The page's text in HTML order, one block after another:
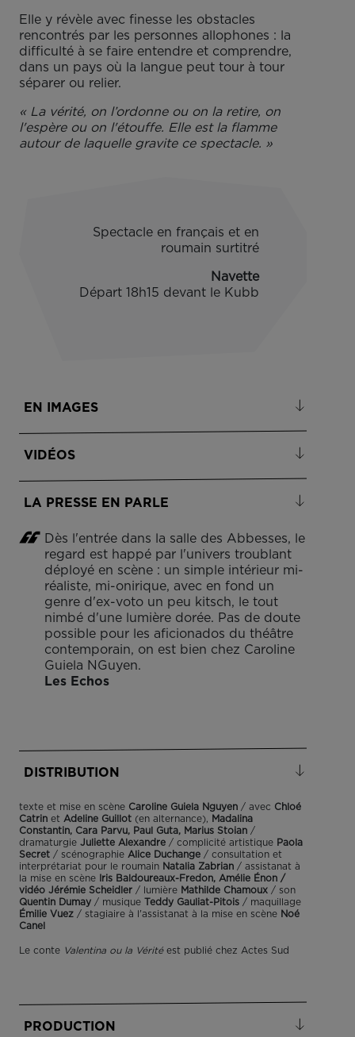
Elle y révèle avec finesse les obstacles
rencontrés par les personnes allophones : la
difficulté à se faire entendre et comprendre,
dans un pays où la langue peut tour à tour
séparer ou relier.
« La vérité, on l’ordonne ou on la retire, on
l'espère ou on l'étouffe. Elle est la flamme
autour de laquelle gravite ce spectacle. »
Spectacle en français et en
roumain surtitré
Navette
Départ 18h15 devant le Kubb
EN IMAGES
VIDÉOS
LA PRESSE EN PARLE
Dès l'entrée dans la salle des Abbesses, le
regard est happé par l'univers troublant
déployé en scène : un simple intérieur mi-
réaliste, mi-onirique, avec en fond un
genre d'ex-voto un peu kitsch, le tout
nimbé d'une lumière dorée. Pas de doute
possible pour les aficionados du théâtre
contemporain, on est bien chez Caroline
Guiela NGuyen.
Les Echos
DISTRIBUTION
texte et mise en scène Caroline Guiela Nguyen / avec Chloé
Catrin et Adeline Guillot (en alternance), Madalina
Constantin, Cara Parvu, Paul Guta, Marius Stoian /
dramaturgie Juliette Alexandre / complicité artistique Paola
Secret / scénographie Alice Duchange / consultation et
interprétariat pour le roumain Natalia Zabrian / assistanat à
la mise en scène Iris Baldoureaux-Fredon, Amélie Énon /
vidéo Jérémie Scheidler / lumière Mathilde Chamoux / son
Quentin Dumay / musique Teddy Gauliat-Pitois / maquillage
Émilie Vuez / stagiaire à l'assistanat à la mise en scène Noé
Canel
Le conte Valentina ou la Vérité est publié chez Actes Sud
PRODUCTION